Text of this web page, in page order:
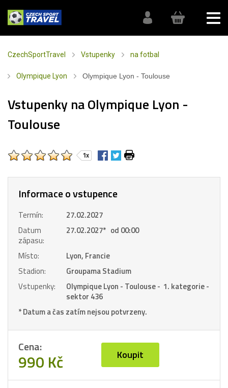
CzechSportTravel Vstupenky na fotbal
Olympique Lyon Olympique Lyon - Toulouse
Vstupenky na Olympique Lyon -
Toulouse
1x
Informace o vstupence
Termín:
27.02.2027
Datum
zápasu:
27.02.2027* od 00:00
Místo:
Lyon, Francie
Stadion:
Groupama Stadium
Vstupenky:
Olympique Lyon - Toulouse - 1. kategorie -
sektor 436
* Datum a čas zatím nejsou potvrzeny.
Cena:
990 Kč Koupit